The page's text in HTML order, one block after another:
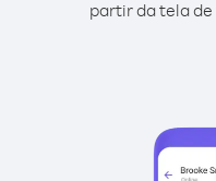
partir da tela